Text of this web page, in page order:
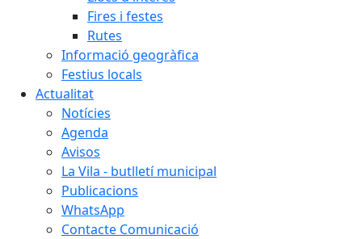
Fires i festes
Rutes
Informació geogràfica
Festius locals
Actualitat
Notícies
Agenda
Avisos
La Vila - butlletí municipal
Publicacions
WhatsApp
Contacte Comunicació